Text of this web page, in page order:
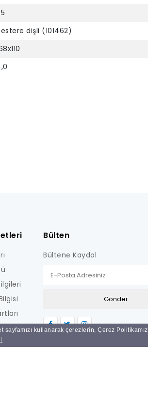
sayfamızı kullanarak çerezlerin, Çerez Politikamız
dişli (101462)
İLİŞKİN
Bülten
Bültene Kaydol